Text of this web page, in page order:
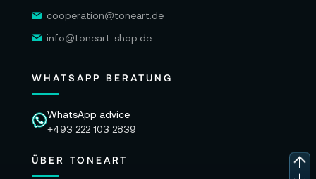
cooperation@toneart.de
info@toneart-shop.de
WHATSAPP BERATUNG
WhatsApp advice
+493 222 103 2839
ÜBER TONEART